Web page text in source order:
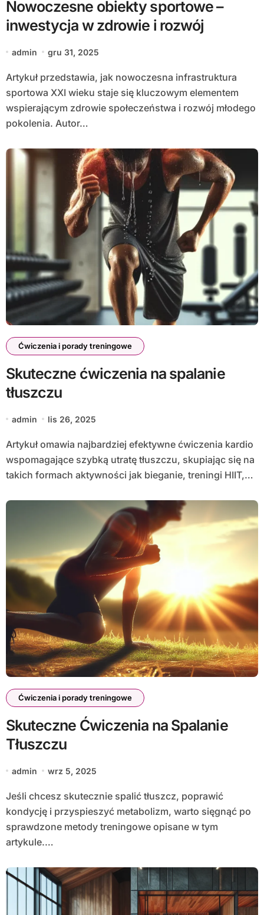
Nowoczesne obiekty sportowe –
inwestycja w zdrowie i rozwój
admin gru 31, 2025
Artykuł przedstawia, jak nowoczesna infrastruktura
sportowa XXI wieku staje się kluczowym elementem
wspierającym zdrowie społeczeństwa i rozwój młodego
pokolenia. Autor…
Ćwiczenia i porady treningowe
Skuteczne ćwiczenia na spalanie
tłuszczu
admin lis 26, 2025
Artykuł omawia najbardziej efektywne ćwiczenia kardio
wspomagające szybką utratę tłuszczu, skupiając się na
takich formach aktywności jak bieganie, treningi HIIT,…
Ćwiczenia i porady treningowe
Skuteczne Ćwiczenia na Spalanie
Tłuszczu
admin wrz 5, 2025
Jeśli chcesz skutecznie spalić tłuszcz, poprawić
kondycję i przyspieszyć metabolizm, warto sięgnąć po
sprawdzone metody treningowe opisane w tym
artykule.…